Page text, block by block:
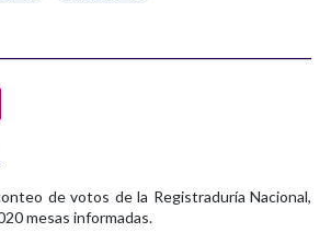
de votos de la Registraduría Nacional,
mesas informadas.